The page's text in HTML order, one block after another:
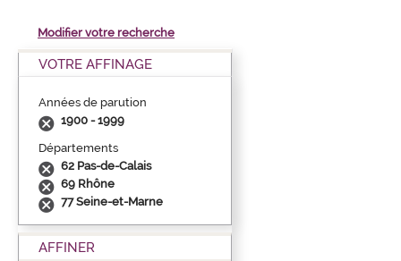
Modifier votre recherche
VOTRE AFFINAGE
Années de parution
1900 - 1999
Départements
62 Pas-de-Calais
69 Rhône
77 Seine-et-Marne
AFFINER